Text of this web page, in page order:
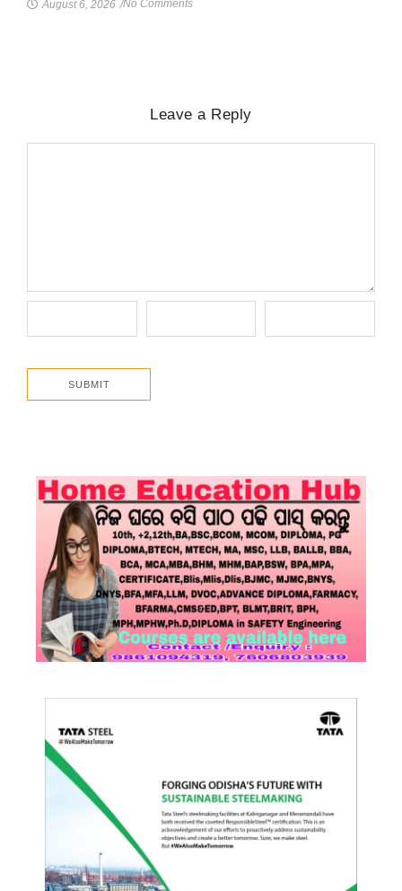
August 6, 2026 /No Comments
Leave a Reply